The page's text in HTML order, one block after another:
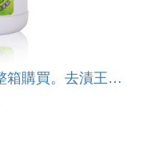
去漬王茶樹抗菌洗衣乳2000g 整箱購買。去漬王茶樹抗菌洗衣乳2000g。以天然椰子油衍生物洗淨配方，無添加人工色素，無壬酚、無磷。含茶樹、檸檬萃取，能去除衣物異味，讓衣物散發自然清新香氣。